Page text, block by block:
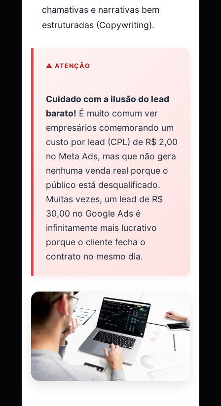
chamativas e narrativas bem
estruturadas (Copywriting).
⚠️ ATENÇÃO
Cuidado com a ilusão do lead
barato! É muito comum ver
empresários comemorando um
custo por lead (CPL) de R$ 2,00
no Meta Ads, mas que não gera
nenhuma venda real porque o
público está desqualificado.
Muitas vezes, um lead de R$
30,00 no Google Ads é
infinitamente mais lucrativo
porque o cliente fecha o
contrato no mesmo dia.